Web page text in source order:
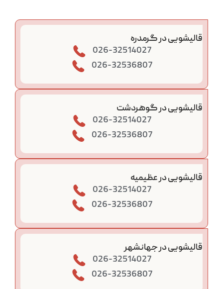
قالیشویی در گرمدره
026-32514027
026-32536807
قالیشویی در گوهردشت
026-32514027
026-32536807
قالیشویی در عظیمیه
026-32514027
026-32536807
قالیشویی در جهانشهر
026-32514027
026-32536807